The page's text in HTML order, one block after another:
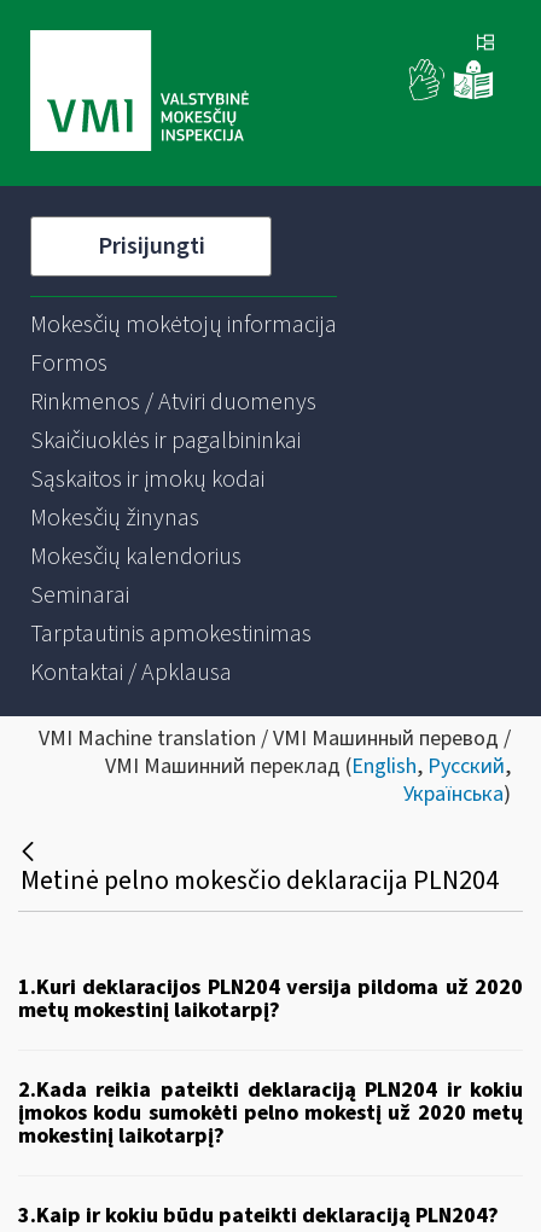
Prisijungti
Mokesčių mokėtojų informacija
Formos
Rinkmenos / Atviri duomenys
Skaičiuoklės ir pagalbininkai
Sąskaitos ir įmokų kodai
Mokesčių žinynas
Mokesčių kalendorius
Seminarai
Tarptautinis apmokestinimas
Kontaktai / Apklausa
VMI Machine translation / VMI Машинный перевод /
VMI Машинний переклад (English, Русский,
Українська)
Metinė pelno mokesčio deklaracija PLN204
1.Kuri deklaracijos PLN204 versija pildoma už 2020
metų mokestinį laikotarpį?
2.Kada reikia pateikti deklaraciją PLN204 ir kokiu
įmokos kodu sumokėti pelno mokestį už 2020 metų
mokestinį laikotarpį?
3.Kaip ir kokiu būdu pateikti deklaraciją PLN204?